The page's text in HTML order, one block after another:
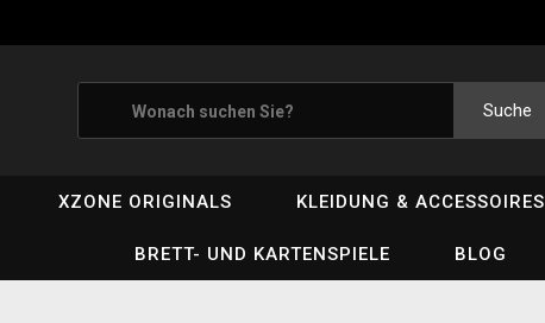
Suche
XZONE ORIGINALS KLEIDUNG & ACCESSOIRES
BRETT- UND KARTENSPIELE BLOG